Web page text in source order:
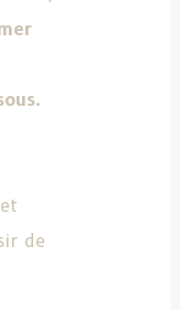
.
de